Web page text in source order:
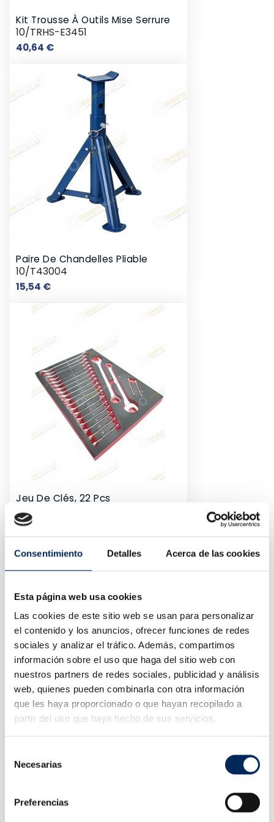
Consentimiento Detalles Acerca de las cookies
Esta página web usa cookies
Las cookies de este sitio web se usan para personalizar
el contenido y los anuncios, ofrecer funciones de redes
sociales y analizar el tráfico. Además, compartimos
información sobre el uso que haga del sitio web con
nuestros partners de redes sociales, publicidad y análisis
web, quienes pueden combinarla con otra información
que les haya proporcionado o que hayan recopilado a
partir del uso que haya hecho de sus servicios.
Necesarias
Preferencias
Kit Trousse À Outils Mise Serrure
10/TRHS-E3451
40,64 €Prix
Paire De Chandelles Pliable
10/T43004
15,54 €Prix
Jeu De Clés, 22 Pcs
10/TBRT1305
57,23 €
Clé À Douilles Avec Accesoires
15,72 €Prix